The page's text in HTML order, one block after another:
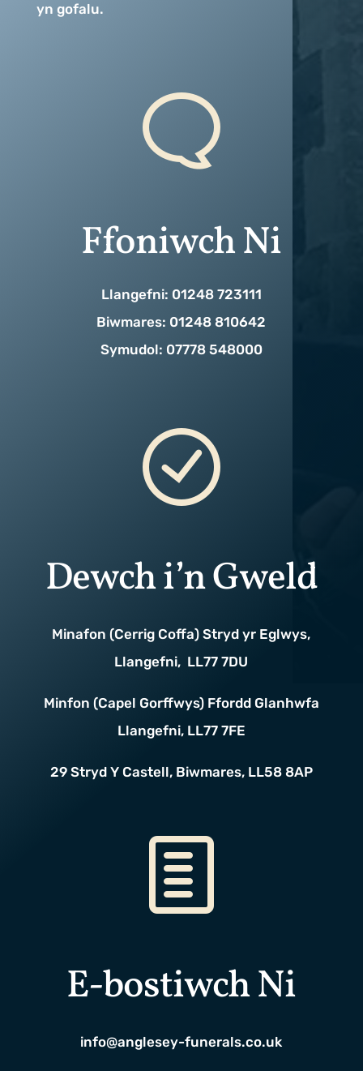
yn gofalu.
Ffoniwch Ni
Llangefni: 01248 723111
Biwmares: 01248 810642
Symudol: 07778 548000
Dewch i’n Gweld
Minafon (Cerrig Coffa) Stryd yr Eglwys,
Llangefni, LL77 7DU
Minfon (Capel Gorffwys) Ffordd Glanhwfa
Llangefni, LL77 7FE
29 Stryd Y Castell, Biwmares, LL58 8AP
E-bostiwch Ni
info@anglesey-funerals.co.uk